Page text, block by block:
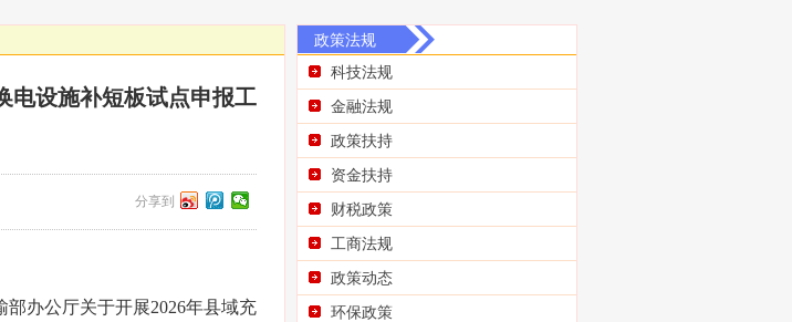
电设施补短板试点申报工
分享到
办公厅关于开展2026年县域充
政策法规
科技法规
金融法规
政策扶持
资金扶持
财税政策
工商法规
政策动态
环保政策